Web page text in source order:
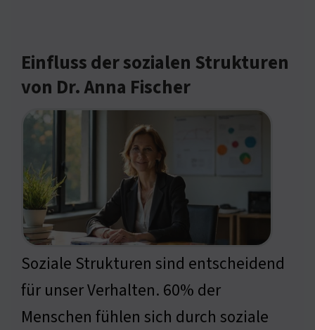
Einfluss der sozialen Strukturen
von Dr. Anna Fischer
Soziale Strukturen sind entscheidend
für unser Verhalten. 60% der
Menschen fühlen sich durch soziale